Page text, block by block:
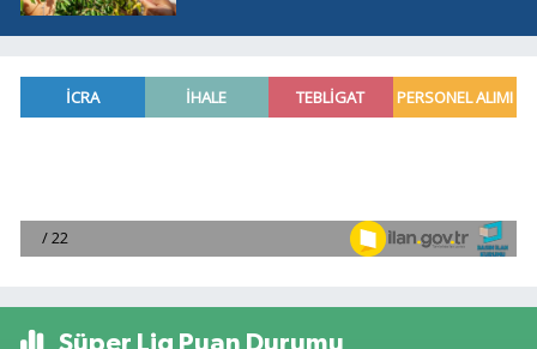
Süper Lig Puan Durumu